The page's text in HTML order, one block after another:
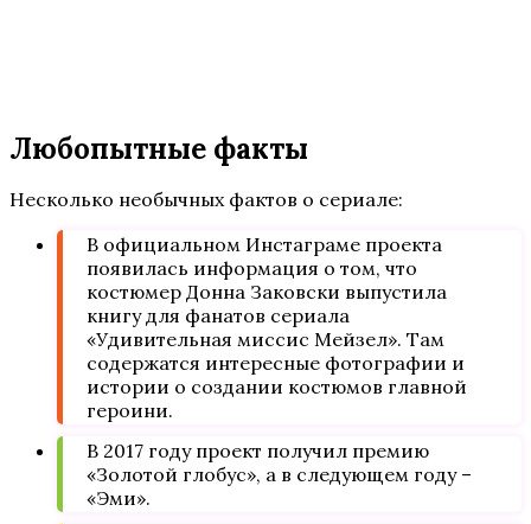
Любопытные факты
Несколько необычных фактов о сериале:
В официальном Инстаграме проекта
появилась информация о том, что
костюмер Донна Заковски выпустила
книгу для фанатов сериала
«Удивительная миссис Мейзел». Там
содержатся интересные фотографии и
истории о создании костюмов главной
героини.
В 2017 году проект получил премию
«Золотой глобус», а в следующем году –
«Эми».